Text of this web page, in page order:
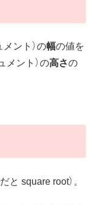
メント）の幅の値を
メント）の高さの
と square root）。